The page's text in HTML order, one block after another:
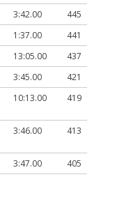
3:42.00
445
1:37.00
441
13:05.00
437
3:45.00
421
10:13.00 419
3:46.00 413
3:47.00 405